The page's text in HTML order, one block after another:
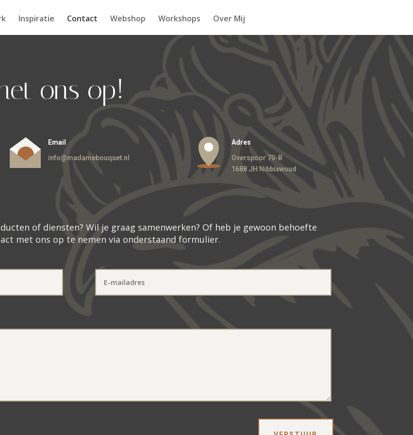
Inspiratie Contact Webshop Workshops Over Mij
ons op!
Email
info@madamebouquet.nl
Adres
Overspoor 70-B
1688 JH Nibbixwoud
of diensten? Wil je graag samenwerken? Of heb je gewoon behoefte
met ons op te nemen via onderstaand formulier.